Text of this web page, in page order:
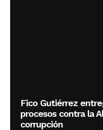
Fico Gutiérrez
procesos contra la
corrupción